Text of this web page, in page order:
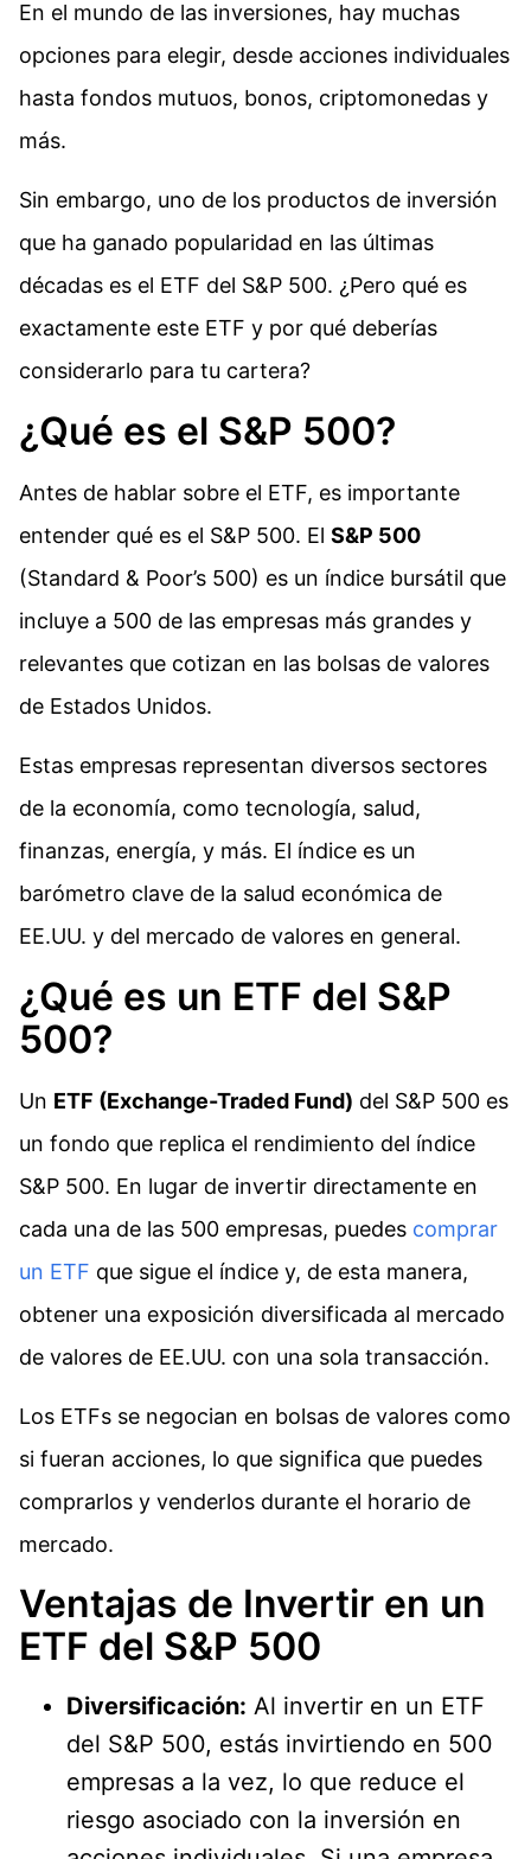
En el mundo de las inversiones, hay muchas
opciones para elegir, desde acciones individuales
hasta fondos mutuos, bonos, criptomonedas y
más.
Sin embargo, uno de los productos de inversión
que ha ganado popularidad en las últimas
décadas es el ETF del S&P 500. ¿Pero qué es
exactamente este ETF y por qué deberías
considerarlo para tu cartera?
¿Qué es el S&P 500?
Antes de hablar sobre el ETF, es importante
entender qué es el S&P 500. El S&P 500
(Standard & Poor’s 500) es un índice bursátil que
incluye a 500 de las empresas más grandes y
relevantes que cotizan en las bolsas de valores
de Estados Unidos.
Estas empresas representan diversos sectores
de la economía, como tecnología, salud,
finanzas, energía, y más. El índice es un
barómetro clave de la salud económica de
EE.UU. y del mercado de valores en general.
¿Qué es un ETF del S&P
500?
Un ETF (Exchange-Traded Fund) del S&P 500 es
un fondo que replica el rendimiento del índice
S&P 500. En lugar de invertir directamente en
cada una de las 500 empresas, puedes comprar
un ETF que sigue el índice y, de esta manera,
obtener una exposición diversificada al mercado
de valores de EE.UU. con una sola transacción.
Los ETFs se negocian en bolsas de valores como
si fueran acciones, lo que significa que puedes
comprarlos y venderlos durante el horario de
mercado.
Ventajas de Invertir en un
ETF del S&P 500
Diversificación: Al invertir en un ETF
del S&P 500, estás invirtiendo en 500
empresas a la vez, lo que reduce el
riesgo asociado con la inversión en